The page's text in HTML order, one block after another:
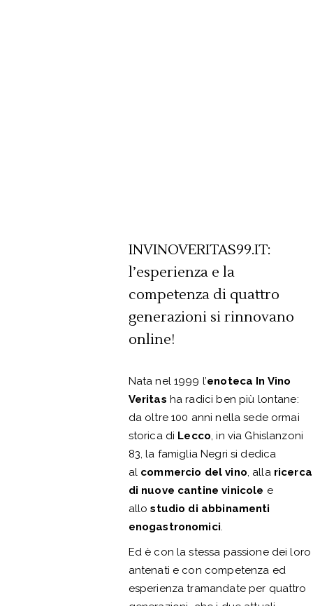
INVINOVERITAS99.IT:
l’esperienza e la
competenza di quattro
generazioni si rinnovano
online!
Nata nel 1999 l’enoteca In Vino
Veritas ha radici ben più lontane:
da oltre 100 anni nella sede ormai
storica di Lecco, in via Ghislanzoni
83, la famiglia Negri si dedica
al commercio del vino, alla ricerca
di nuove cantine vinicole e
allostudio di abbinamenti
enogastronomici.
Ed è con la stessa passione dei loro
antenati e con competenza ed
esperienza tramandate per quattro